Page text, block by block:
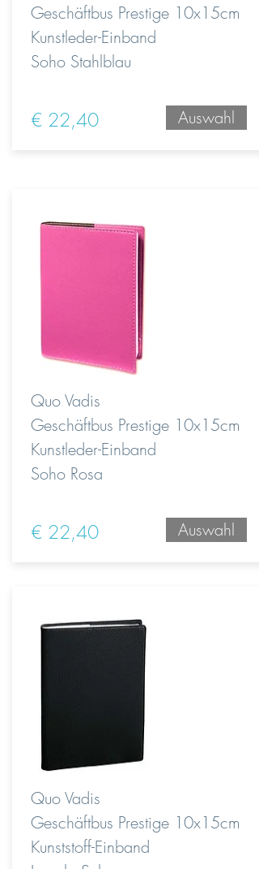
Geschäftbus Prestige 10x15cm
Kunstleder-Einband
Soho Stahlblau
€ 22,40 Auswahl
Quo Vadis
Geschäftbus Prestige 10x15cm
Kunstleder-Einband
Soho Rosa
€ 22,40
Quo Vadis
Geschäftbus Prestige 10x15cm
Kunststoff-Einband
Auswahl